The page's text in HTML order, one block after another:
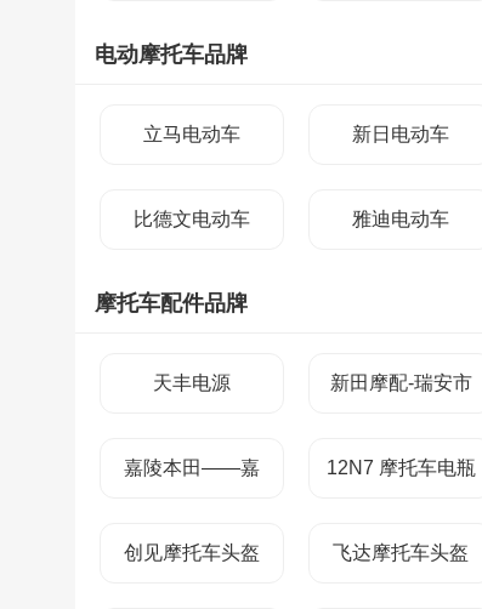
电动摩托车品牌
立马电动车 新日电动车
比德文电动车 雅迪电动车
摩托车配件品牌
天丰电源 新田摩配-瑞安市
嘉陵本田——嘉
12N7 摩托车电瓶
创见摩托车头盔 飞达摩托车头盔